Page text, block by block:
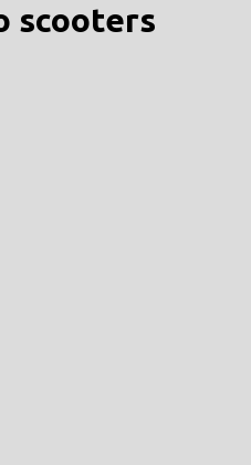
scooters